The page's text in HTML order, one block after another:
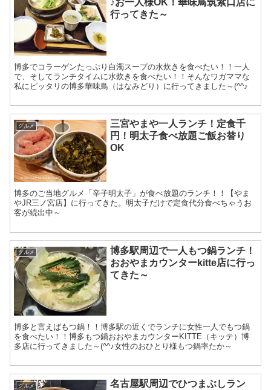
♪お一人様OK！華味鳥筑紫口店に
行ってきた～
博多でコラーゲンたっぷり白濁スープの水炊きを食べたい！！一人
で、そしてランチタイムに水炊きを食べたい！！そんなワガママな
私にピッタリの博多華味鳥（はなみどり）に行ってきました～(^^♪
グルメ
三宮やまや一人ランチ！定食千
円！明太子食べ放題ご飯お替り
OK
博多のご当地グルメ「辛子明太子」が食べ放題のランチ！！【やま
やJR三ノ宮店】に行ってきた。明太子だけで定食代分食べちゃうお
客が続出中～
グルメ
博多駅周辺で一人もつ鍋ランチ！
おおやまカウンターkitte店に行っ
てきた～
博多と言えばもつ鍋！！博多駅の近くでランチに女性一人でもつ鍋
を食べたい！！博多もつ鍋おおやまカウンターKITTE（キッテ）博
多店に行ってきました～(^^♪女性のおひとり様もつ鍋率たか～
グルメ
名古屋駅周辺でひつまぶしラン